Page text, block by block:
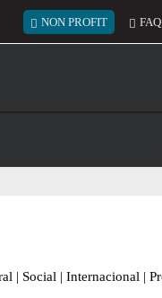
Menú del
NON PROFIT FAQ
| Social | Internacional |